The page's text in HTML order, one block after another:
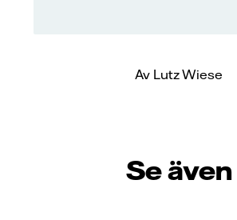
Av Lutz Wiese
Se även